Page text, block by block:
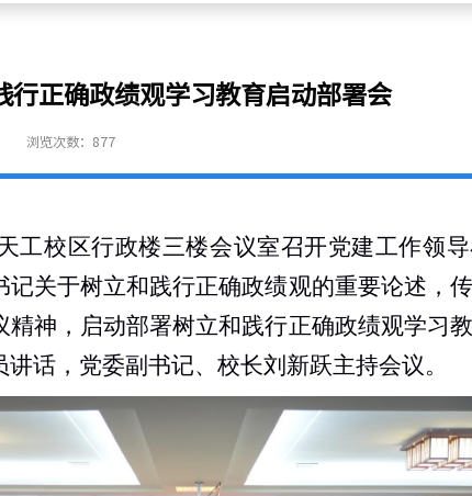
正确政绩观学习教育启动部署会
浏览次数： 877
工校区行政楼三楼会议室召开党建工作领
关于树立和践行正确政绩观的重要论述，
精神，启动部署树立和践行正确政绩观学习
讲话 ，党委副书记、 校长刘新跃主持会议。